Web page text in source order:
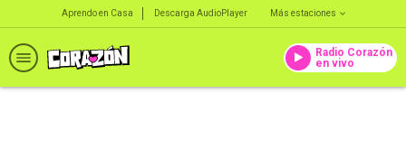
Aprendo en Casa Descarga AudioPlayer Más estaciones
Radio Corazón
en vivo